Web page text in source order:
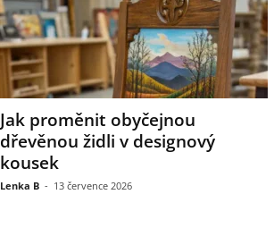
Jak proměnit obyčejnou
dřevěnou židli v designový
kousek
Lenka B - 13 července 2026